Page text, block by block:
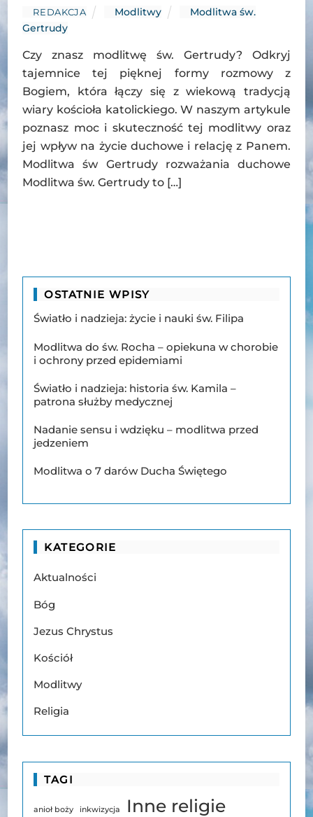
REDAKCJA Modlitwy
Modlitwa św.
Gertrudy
Czy znasz modlitwę św. Gertrudy? Odkryj
tajemnice tej pięknej formy rozmowy z
Bogiem, która łączy się z wiekową tradycją
wiary kościoła katolickiego. W naszym artykule
poznasz moc i skuteczność tej modlitwy oraz
jej wpływ na życie duchowe i relację z Panem.
Modlitwa św Gertrudy rozważania duchowe
Modlitwa św. Gertrudy to […]
OSTATNIE WPISY
Światło i nadzieja: życie i nauki św. Filipa
Modlitwa do św. Rocha – opiekuna w chorobie
i ochrony przed epidemiami
Światło i nadzieja: historia św. Kamila –
patrona służby medycznej
Nadanie sensu i wdzięku – modlitwa przed
jedzeniem
Modlitwa o 7 darów Ducha Świętego
KATEGORIE
Aktualności
Bóg
Jezus Chrystus
Kościół
Modlitwy
Religia
TAGI
anioł boży inkwizycja Inne religie